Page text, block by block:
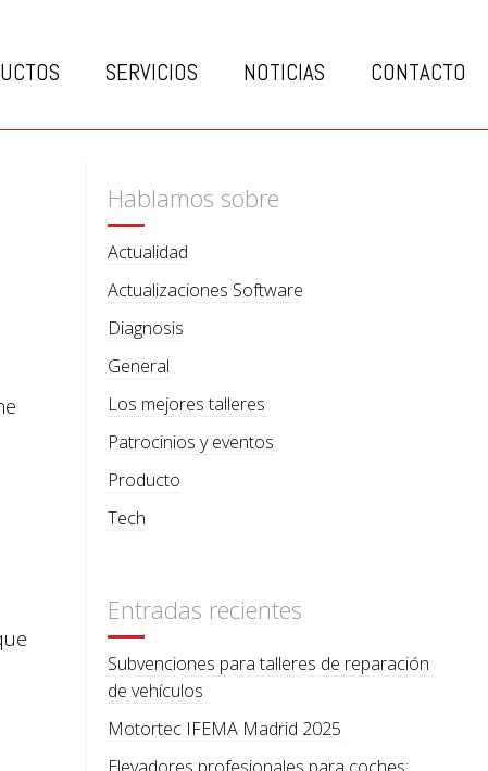
SERVICIOS NOTICIAS CONTACTO
Hablamos sobre
Actualidad
Actualizaciones Software
Diagnosis
General
Los mejores talleres
Patrocinios y eventos
Producto
Tech
Entradas recientes
Subvenciones para talleres de reparación
de vehículos
Motortec IFEMA Madrid 2025